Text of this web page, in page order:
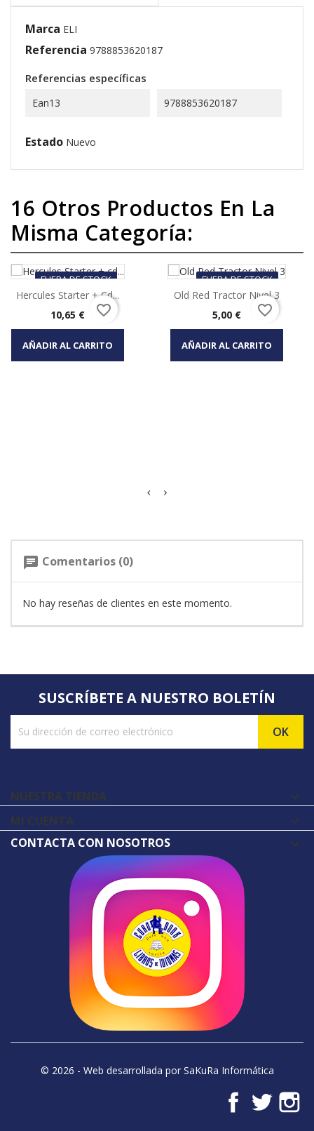
Marca ELI
Referencia 9788853620187
Referencias específicas
Ean13 9788853620187
Estado Nuevo
16 Otros Productos En La
Misma Categoría:
FUERA DE STOCK
Hercules Starter + Cd...
Precio
10,65 €
AÑADIR AL CARRITO
favorite_border
FUERA DE STOCK
Old Red Tractor Nivel 3
Precio
5,00 €
AÑADIR AL CARRITO
favorite_border
chat Comentarios (0)
No hay reseñas de clientes en este momento.
SUSCRÍBETE A NUESTRO BOLETÍN
NUESTRA TIENDA 
MI CUENTA 
CONTACTA CON NOSOTROS
© 2026 - Web desarrollada por SaKuRa Informática